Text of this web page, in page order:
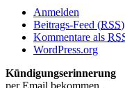
Anmelden
Beitrags-Feed (RSS)
Kommentare als
WordPress.org
Kündigungserinnerung
per Email bekommen.